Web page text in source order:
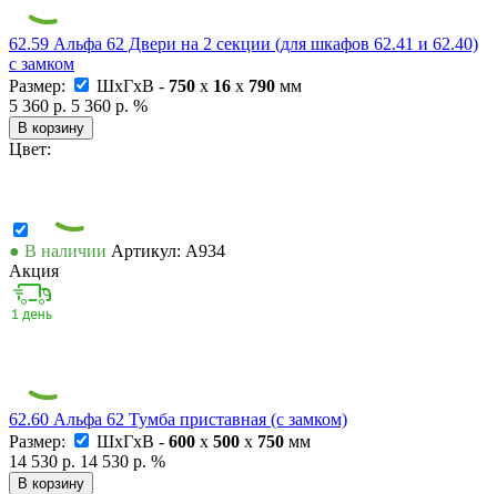
62.59 Альфа 62 Двери на 2 секции (для шкафов 62.41 и 62.40)
с замком
Размер:
ШxГxВ - 750 x 16 x 790 мм
5 360 р. 5 360 р. %
В корзину
Цвет:
● В наличии Артикул: А934
Акция
62.60 Альфа 62 Тумба приставная (с замком)
Размер:
ШxГxВ - 600 x 500 x 750 мм
14 530 р. 14 530 р. %
В корзину